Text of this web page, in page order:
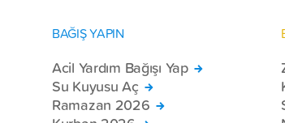
BAĞIŞ YAPIN
Acil Yardım Bağışı Yap
Su Kuyusu Aç
Ramazan 2026